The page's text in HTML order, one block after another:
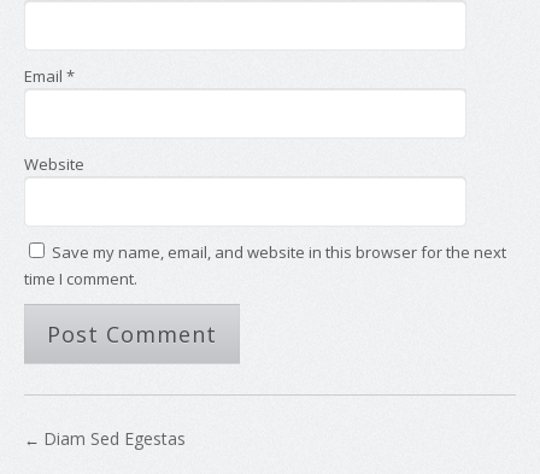
Email *
Website
Save my name, email, and website in this browser for the next
time I comment.
← Diam Sed Egestas